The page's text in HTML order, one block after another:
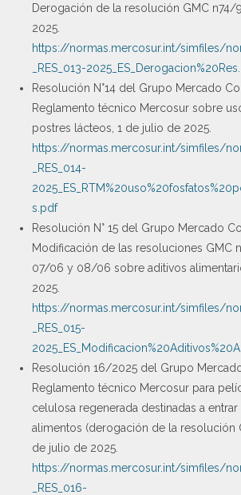
Derogación de la resolución GMC n74/
2025.
https://normas.mercosur.int/simfiles/
_RES_013-
Resolución N°14 del Grupo Mercado
Reglamento técnico Mercosur sobre
postres lácteos, 1 de julio de 2025.
https://normas.mercosur.int/simfiles/
_RES_014-
s.pdf
Resolución N° 15 del Grupo Mercado
Modificación de las resoluciones GMC
07/06 y 08/06 sobre aditivos
2025.
https://normas.mercosur.int/simfiles/
_RES_015-
Resolución 16/2025 del Grupo
Reglamento técnico Mercosur para
celulosa regenerada destinadas a
alimentos (derogación de la resolución
de julio de 2025.
https://normas.mercosur.int/simfiles/
_RES_016-